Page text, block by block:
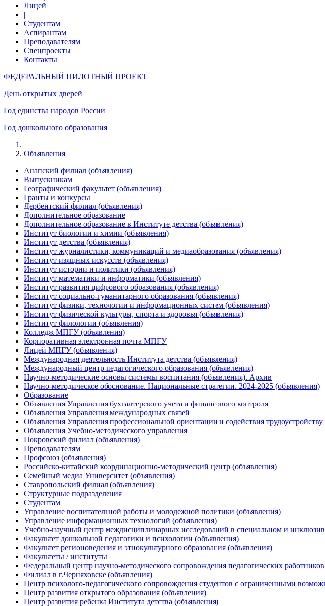
Лицей
|
Студентам
Аспирантам
Преподавателям
Спецпроекты
Контакты
ФЕДЕРАЛЬНЫЙ ПИЛОТНЫЙ ПРОЕКТ
День открытых дверей
Год единства народов России
Год дошкольного образования
Объявления
Анапский филиал (объявления)
Выпускникам
Географический факультет (объявления)
Гранты и конкурсы
Дербентский филиал (объявления)
Дополнительное образование
Дополнительное образование в Институте детства (объявления)
Институт биологии и химии (объявления)
Институт детства (объявления)
Институт журналистики, коммуникаций и медиаобразования (объявления)
Институт изящных искусств (объявления)
Институт истории и политики (объявления)
Институт математики и информатики (объявления)
Институт развития цифрового образования (объявления)
Институт социально-гуманитарного образования (объявления)
Институт физики, технологии и информационных систем (объявления)
Институт физической культуры, спорта и здоровья (объявления)
Институт филологии (объявления)
Колледж МПГУ (объявления)
Корпоративная электронная почта МПГУ
Лицей МПГУ (объявления)
Международная деятельность Института детства (объявления)
Международный центр педагогического образования (объявления)
Научно-методические основы системы воспитания (объявления). Архив
Научно-методическое обоснование. Национальные стратегии. 2024-2025 (объявления)
Образование
Объявления Управления бухгалтерского учета и финансового контроля
Объявления Управления международных связей
Объявления Управления профессиональной ориентации и содействия
Объявления Учебно-методического управления
Покровский филиал (объявления)
Преподавателям
Профсоюз (объявления)
Российско-китайский координационно-методический центр (объявления)
Семейный медиа Университет (объявления)
Ставропольский филиал (объявления)
Структурные подразделения
Студентам
Управление воспитательной работы и молодежной политики (объявления)
Управление информационных технологий (объявления)
Учебно-научный центр междисциплинарных исследований в специальном и
Факультет дошкольной педагогики и психологии (объявления)
Факультет регионоведения и этнокультурного образования (объявления)
Факультеты / институты
Федеральный центр научно-методического сопровождения педагогических
Филиал в г.Черняховске (объявления)
Центр психолого-педагогического сопровождения студентов с ограниченными
Центр развития открытого образования (объявления)
Центр развития ребенка Института детства (объявления)